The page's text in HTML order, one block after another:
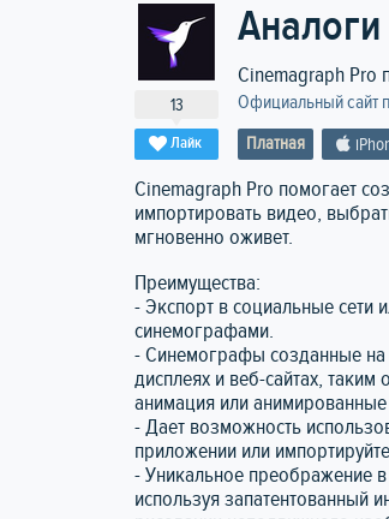
13
Лайк
Cinemagraph Pro
Официальный сайт
Платная
Cinemagraph Pro помогает
импортировать видео,
мгновенно оживет.
Преимущества:
- Экспорт в социальные сети
синемографами.
- Синемографы созданные на
дисплеях и веб-сайтах,
анимация или
- Дает возможность
приложении или
- Уникальное преображение
используя запатентованный